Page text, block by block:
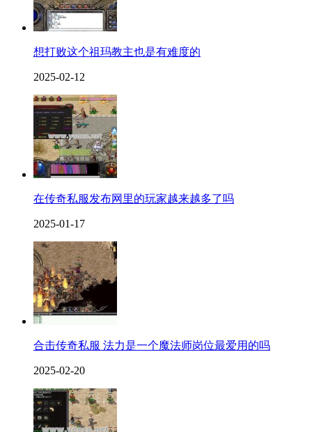
想打败这个祖玛教主也是有难度的
2025-02-12
在传奇私服发布网里的玩家越来越多了吗
2025-01-17
合击传奇私服 法力是一个魔法师岗位最爱用的吗
2025-02-20